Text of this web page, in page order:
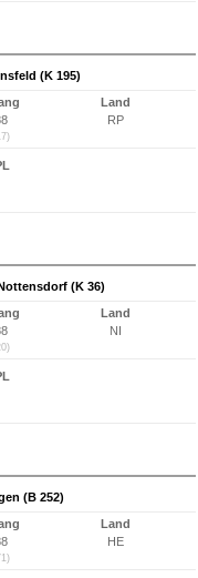
(K 195)
Land
RP
(K 36)
Land
NI
(B 252)
Land
HE